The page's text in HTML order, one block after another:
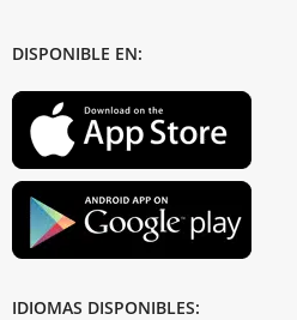
DISPONIBLE EN:
IDIOMAS DISPONIBLES: